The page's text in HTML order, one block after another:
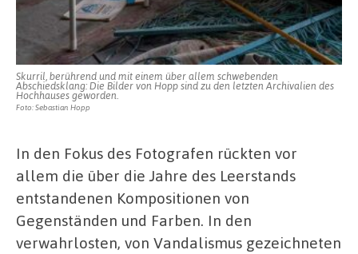
Skurril, berührend und mit einem über allem schwebenden
Abschiedsklang: Die Bilder von Hopp sind zu den letzten Archivalien des
Hochhauses geworden.
Foto: Sebastian Hopp
In den Fokus des Fotografen rückten vor
allem die über die Jahre des Leerstands
entstandenen Kompositionen von
Gegenständen und Farben. In den
verwahrlosten, von Vandalismus gezeichneten